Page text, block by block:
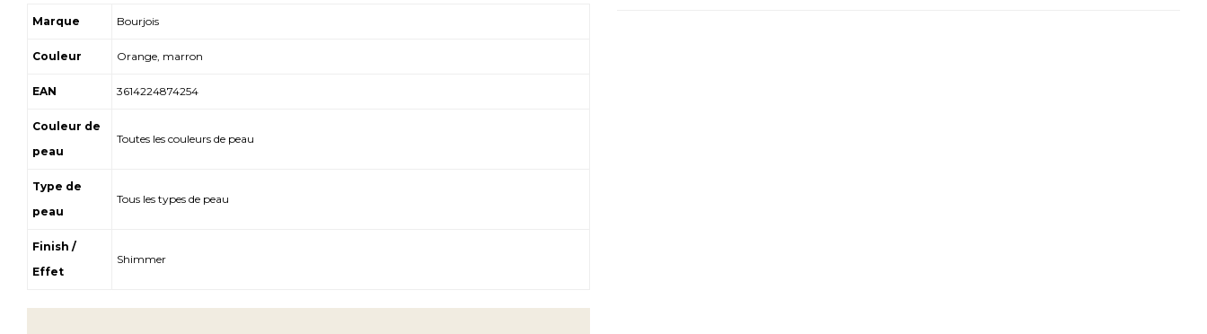
Marque Bourjois
Couleur Orange, marron
EAN 3614224874254
Couleur de
peau
Toutes les couleurs de peau
Type de
peau
Tous les types de peau
Finish /
Effet
Shimmer